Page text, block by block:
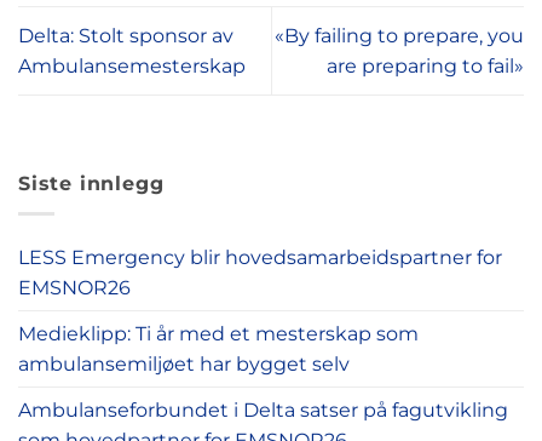
Delta: Stolt sponsor av
Ambulansemesterskap
«By failing to prepare, you
are preparing to fail»
Siste innlegg
LESS Emergency blir hovedsamarbeidspartner for
EMSNOR26
Medieklipp: Ti år med et mesterskap som
ambulansemiljøet har bygget selv
Ambulanseforbundet i Delta satser på fagutvikling